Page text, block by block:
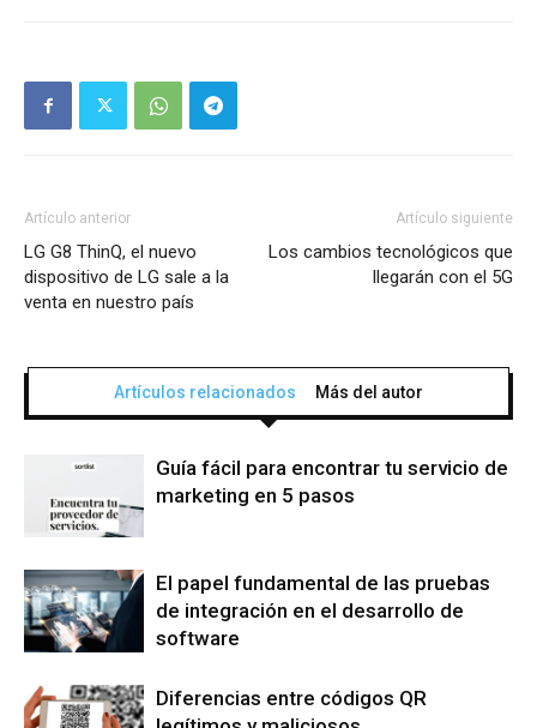
Artículo anterior
LG G8 ThinQ, el nuevo
dispositivo de LG sale a la
venta en nuestro país
Artículo siguiente
Los cambios tecnológicos que
llegarán con el 5G
Artículos relacionados Más del autor
Guía fácil para encontrar tu servicio de
marketing en 5 pasos
El papel fundamental de las pruebas
de integración en el desarrollo de
software
Diferencias entre códigos QR